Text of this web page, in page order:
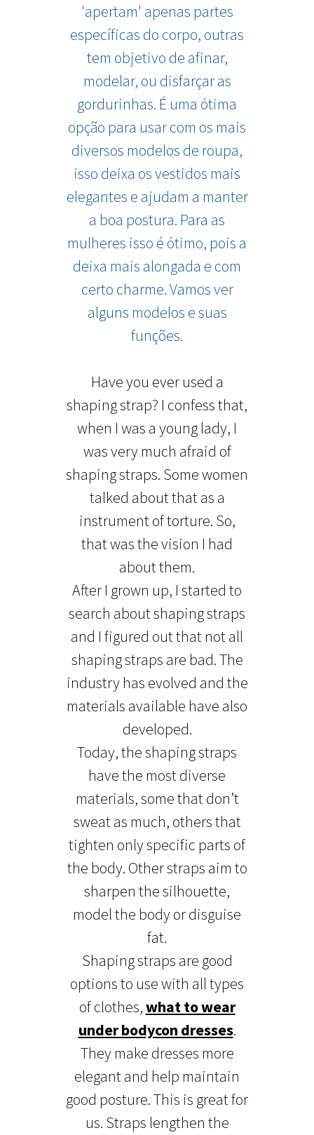
'apertam' apenas partes
específicas do corpo, outras
tem objetivo de afinar,
modelar, ou disfarçar as
gordurinhas. É uma ótima
opção para usar com os mais
diversos modelos de roupa,
isso deixa os vestidos mais
elegantes e ajudam a manter
a boa postura. Para as
mulheres isso é ótimo, pois a
deixa mais alongada e com
certo charme. Vamos ver
alguns modelos e suas
funções.
Have you ever used a
shaping strap? I confess that,
when I was a young lady, I
was very much afraid of
shaping straps. Some women
talked about that as a
instrument of torture. So,
that was the vision I had
about them.
After I grown up, I started to
search about shaping straps
and I figured out that not all
shaping straps are bad. The
industry has evolved and the
materials available have also
developed.
Today, the shaping straps
have the most diverse
materials, some that don’t
sweat as much, others that
tighten only specific parts of
the body. Other straps aim to
sharpen the silhouette,
model the body or disguise
fat.
Shaping straps are good
options to use with all types
of clothes,what to wear
under bodycon dresses.
They make dresses more
elegant and help maintain
good posture. This is great for
us. Straps lengthen the